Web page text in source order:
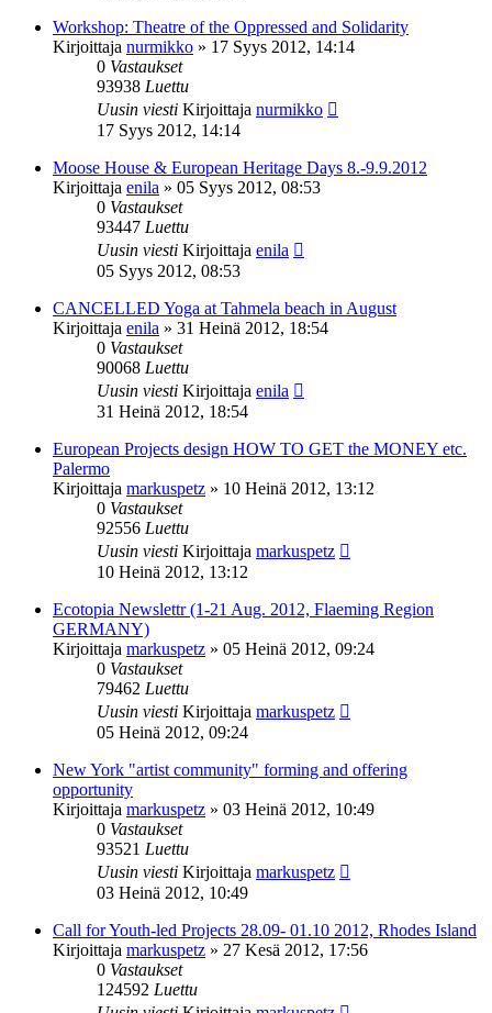
Workshop: Theatre of the Oppressed and Solidarity
Kirjoittaja nurmikko » 17 Syys 2012, 14:14
0 Vastaukset
93938 Luettu
Uusin viesti Kirjoittaja nurmikko
17 Syys 2012, 14:14
Moose House & European Heritage Days 8.-9.9.2012
Kirjoittaja enila » 05 Syys 2012, 08:53
0 Vastaukset
93447 Luettu
Uusin viesti Kirjoittaja enila
05 Syys 2012, 08:53
CANCELLED Yoga at Tahmela beach in August
Kirjoittaja enila » 31 Heinä 2012, 18:54
0 Vastaukset
90068 Luettu
Uusin viesti Kirjoittaja enila
31 Heinä 2012, 18:54
European Projects design HOW TO GET the MONEY etc.
Palermo
Kirjoittaja markuspetz » 10 Heinä 2012, 13:12
0 Vastaukset
92556 Luettu
Uusin viesti Kirjoittaja markuspetz
10 Heinä 2012, 13:12
Ecotopia Newslettr (1-21 Aug. 2012, Flaeming Region
GERMANY)
Kirjoittaja markuspetz » 05 Heinä 2012, 09:24
0 Vastaukset
79462 Luettu
Uusin viesti Kirjoittaja markuspetz
05 Heinä 2012, 09:24
New York "artist community" forming and offering
opportunity
Kirjoittaja markuspetz » 03 Heinä 2012, 10:49
0 Vastaukset
93521 Luettu
Uusin viesti Kirjoittaja markuspetz
03 Heinä 2012, 10:49
Call for Youth-led Projects 28.09- 01.10 2012, Rhodes Island
Kirjoittaja markuspetz » 27 Kesä 2012, 17:56
0 Vastaukset
124592 Luettu